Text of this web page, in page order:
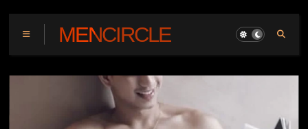
MENCIRCLE